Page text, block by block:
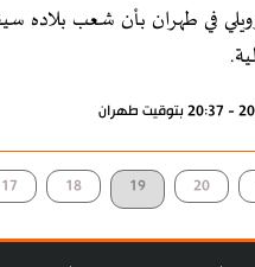
في طهران بأن شعب
17 18 19 20